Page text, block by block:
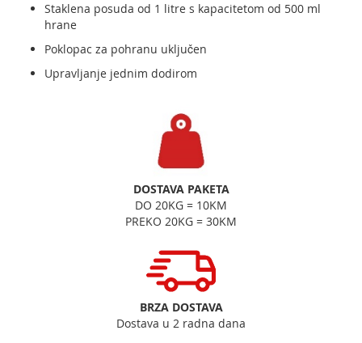
Staklena posuda od 1 litre s kapacitetom od 500 ml
hrane
Poklopac za pohranu uključen
Upravljanje jednim dodirom
DOSTAVA PAKETA
DO 20KG = 10KM
PREKO 20KG = 30KM
BRZA DOSTAVA
Dostava u 2 radna dana